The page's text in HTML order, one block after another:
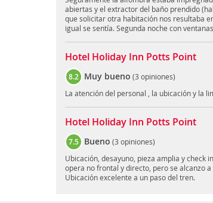
abiertas y el extractor del baño prendido
que solicitar otra habitación nos resultaba
igual se sentía. Segunda noche con
Hotel Holiday Inn Potts Point
8.2 Muy bueno (3 opiniones)
La atención del personal , la ubicación y la
Hotel Holiday Inn Potts Point
7.5 Bueno (3 opiniones)
Ubicación, desayuno, pieza amplia y check
opera no frontal y directo, pero se alcanzo
Ubicación excelente a un paso del tren.